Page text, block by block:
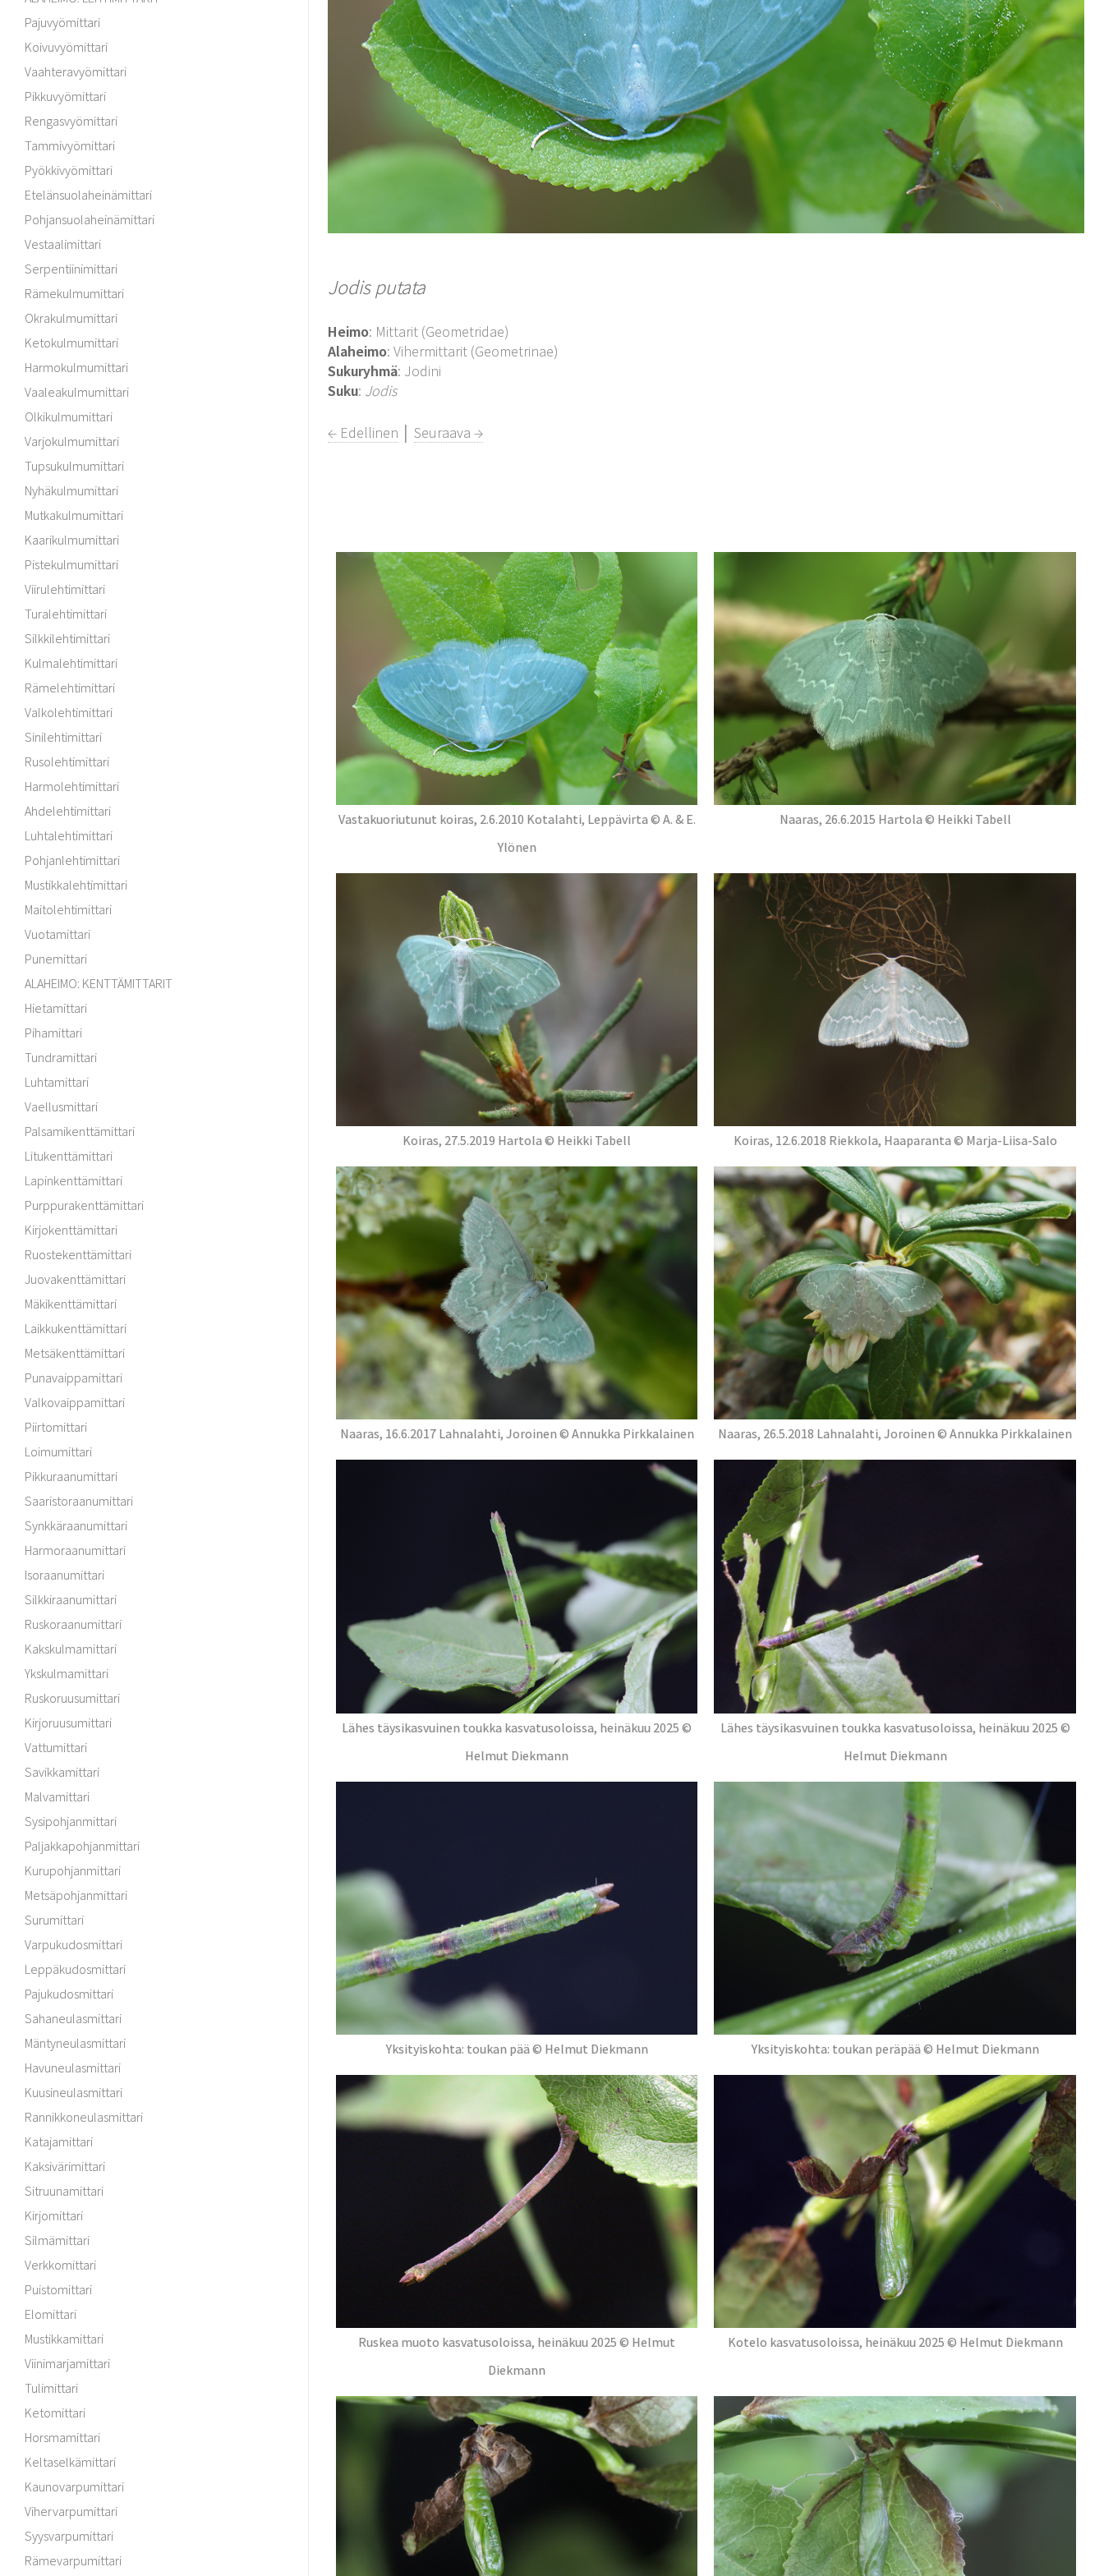
Pajuvyömittari
Koivuvyömittari
Vaahteravyömittari
Pikkuvyömittari
Rengasvyömittari
Tammivyömittari
Pyökkivyömittari
Etelänsuolaheinämittari
Pohjansuolaheinämittari
Vestaalimittari
Serpentiinimittari
Rämekulmumittari
Okrakulmumittari
Ketokulmumittari
Harmokulmumittari
Vaaleakulmumittari
Olkikulmumittari
Varjokulmumittari
Tupsukulmumittari
Nyhäkulmumittari
Mutkakulmumittari
Kaarikulmumittari
Pistekulmumittari
Viirulehtimittari
Turalehtimittari
Silkkilehtimittari
Kulmalehtimittari
Rämelehtimittari
Valkolehtimittari
Sinilehtimittari
Rusolehtimittari
Harmolehtimittari
Ahdelehtimittari
Luhtalehtimittari
Pohjanlehtimittari
Mustikkalehtimittari
Maitolehtimittari
Vuotamittari
Punemittari
ALAHEIMO: KENTTÄMITTARIT
Hietamittari
Pihamittari
Tundramittari
Luhtamittari
Vaellusmittari
Palsamikenttämittari
Litukenttämittari
Lapinkenttämittari
Purppurakenttämittari
Kirjokenttämittari
Ruostekenttämittari
Juovakenttämittari
Mäkikenttämittari
Laikkukenttämittari
Metsäkenttämittari
Punavaippamittari
Valkovaippamittari
Piirtomittari
Loimumittari
Pikkuraanumittari
Saaristoraanumittari
Synkkäraanumittari
Harmoraanumittari
Isoraanumittari
Silkkiraanumittari
Ruskoraanumittari
Kakskulmamittari
Ykskulmamittari
Ruskoruusumittari
Kirjoruusumittari
Vattumittari
Savikkamittari
Malvamittari
Sysipohjanmittari
Paljakkapohjanmittari
Kurupohjanmittari
Metsäpohjanmittari
Surumittari
Varpukudosmittari
Leppäkudosmittari
Pajukudosmittari
Sahaneulasmittari
Mäntyneulasmittari
Havuneulasmittari
Kuusineulasmittari
Rannikkoneulasmittari
Katajamittari
Kaksivärimittari
Sitruunamittari
Kirjomittari
Silmämittari
Verkkomittari
Puistomittari
Elomittari
Mustikkamittari
Viinimarjamittari
Tulimittari
Ketomittari
Horsmamittari
Keltaselkämittari
Kaunovarpumittari
Vihervarpumittari
Syysvarpumittari
Rämevarpumittari
Jodis putata
Heimo: Mittarit (Geometridae)
Alaheimo: Vihermittarit (Geometrinae)
Sukuryhmä: Jodini
Suku: Jodis
← Edellinen │Seuraava →
Vastakuoriutunut koiras, 2.6.2010 Kotalahti, Leppävirta © A. & E.
Ylönen
Naaras, 26.6.2015 Hartola © Heikki Tabell
Koiras, 27.5.2019 Hartola © Heikki Tabell Koiras, 12.6.2018 Riekkola, Haaparanta © Marja-Liisa-Salo
Naaras, 16.6.2017 Lahnalahti, Joroinen © Annukka Pirkkalainen Naaras, 26.5.2018 Lahnalahti, Joroinen © Annukka Pirkkalainen
Lähes täysikasvuinen toukka kasvatusoloissa, heinäkuu 2025 ©
Helmut Diekmann
Lähes täysikasvuinen toukka kasvatusoloissa, heinäkuu 2025 ©
Helmut Diekmann
Yksityiskohta: toukan pää © Helmut Diekmann Yksityiskohta: toukan peräpää © Helmut Diekmann
Ruskea muoto kasvatusoloissa, heinäkuu 2025 © Helmut
Diekmann
Kotelo kasvatusoloissa, heinäkuu 2025 © Helmut Diekmann